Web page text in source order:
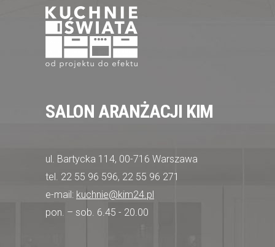
SALON ARANŻACJI KIM
ul. Bartycka 114, 00-716 Warszawa
tel. 22 55 96 596, 22 55 96 271
e-mail: kuchnie@kim24.pl
pon. – sob. 6.45 - 20.00